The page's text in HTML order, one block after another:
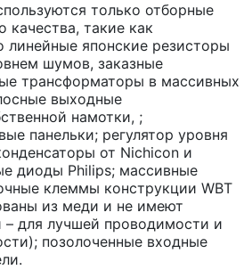
только отборные
качества, такие как
линейные японские резисторы
шумов, заказные
трансформаторы в массивных
выходные
намотки, ;
панельки; регулятор уровня
от Nichicon и
диоды Philips; массивные
клеммы конструкции WBT
из меди и не имеют
– для лучшей проводимости и
позолоченные входные